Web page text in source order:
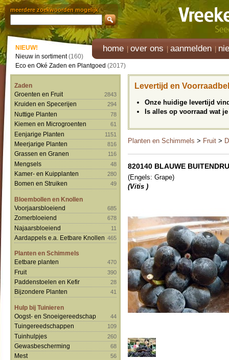
meerdere zoekwoorden mogelijk
home over ons aanmelden
NIEUW!
Nieuw in sortiment(160)
Eco en Oké Zaden en Plantgoed (2017)
Zaden
Groenten en Fruit
2843
Kruiden en Specerijen 294
Nuttige Planten 78
Kiemen en Microgroenten 61
Eenjarige Planten 1151
Meerjarige Planten 816
Grassen en Granen 116
Mengsels 48
Kamer- en Kuipplanten 280
Bomen en Struiken 49
Bloembollen en Knollen
Voorjaarsbloeiend
685
Zomerbloeiend 678
Najaarsbloeiend 11
Aardappels e.a. Eetbare Knollen 465
Planten en Schimmels
Eetbare planten
470
Fruit 390
Paddenstoelen en Kefir 28
Bijzondere Planten 41
Hulp bij Tuinieren
Oogst- en Snoeigereedschap
44
Tuingereedschappen 109
Tuinhulpjes 260
Gewasbescherming 68
Mest 56
Levertijd en
Onze huidige levertijd
Is alles op voorraad wat
Planten en Schimmels > Fruit >
820140 BLAUWE
(Engels: Grape)
(Vitis )